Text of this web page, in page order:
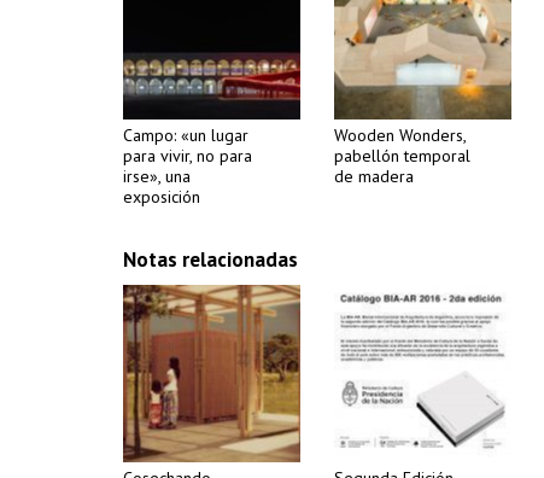
Campo: «un lugar
para vivir, no para
irse», una
exposición
Wooden Wonders,
pabellón temporal
de madera
Notas relacionadas